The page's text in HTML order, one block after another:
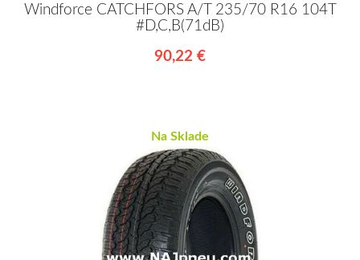
Windforce CATCHFORS A/T 235/70 R16 104T
#D,C,B(71dB)
90,22 €
Na Sklade